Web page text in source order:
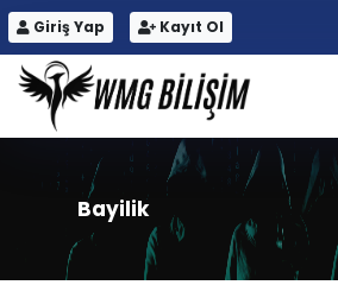
Giriş Yap Kayıt Ol
Bayilik